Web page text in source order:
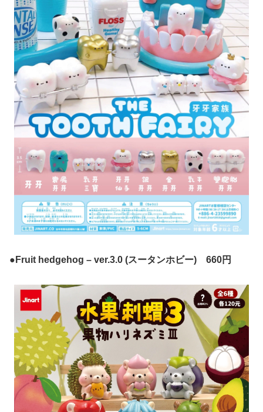
●Fruit hedgehog – ver.3.0 (スータンホビー) 660円